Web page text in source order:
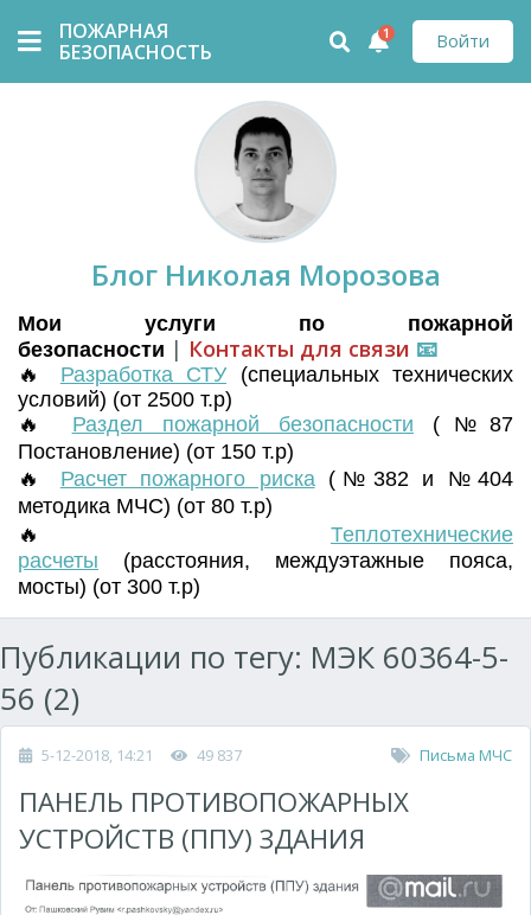
ПОЖАРНАЯ
БЕЗОПАСНОСТЬ
Войти
1
Блог Николая Морозова
Мои услуги по пожарной
безопасности | Контакты для связи 📧
🔥 Разработка СТУ (специальных технических
условий) (от 2500 т.р)
🔥 Раздел пожарной безопасности (№87
Постановление) (от 150 т.р)
🔥 Расчет пожарного риска(№382 и №404
методика МЧС) (от 80 т.р)
🔥 Теплотехнические
расчеты (расстояния, междуэтажные пояса,
мосты) (от 300 т.р)
Публикации по тегу: МЭК 60364-5-
56 (2)
5-12-2018, 14:21 49 837 Письма МЧС
ПАНЕЛЬ ПРОТИВОПОЖАРНЫХ
УСТРОЙСТВ (ППУ) ЗДАНИЯ